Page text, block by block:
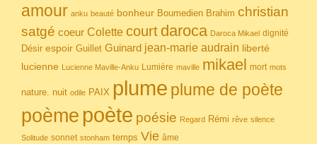
amour anku beauté bonheur Boumedien Brahim christian
satgé coeur Colette court daroca Daroca Mikael dignité
Désir espoir Guillet Guinard jean-marie audrain liberté
lucienne Lucienne Maville-Anku Lumière maville mikael mort mots
nature. nuit odile PAIX plume plume de poète
poème poète poésie Regard Rémi rêve silence
Solitude sonnet stonham temps Vie âme